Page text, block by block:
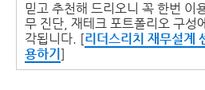
믿고 추천해 드리오니 꼭 한번 이
무 진단, 재테크 포트폴리오 구성
각됩니다. [리더스리치 재무설계
용하기 ]